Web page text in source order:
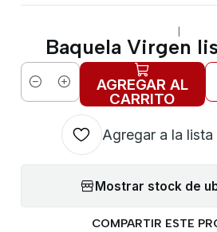
|
Baquela Virgen
Cantidad AGREGAR AL
CARRITO
Agregar a la
Mostrar stock de
COMPARTIR ESTE